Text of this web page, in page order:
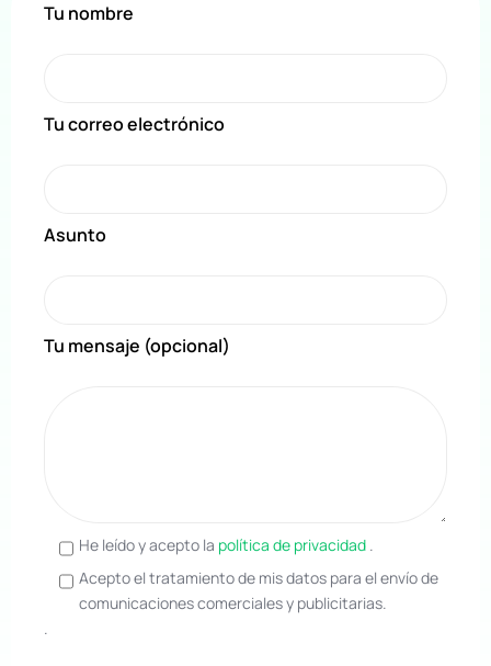
Tu nombre
Tu correo electrónico
Asunto
Tu mensaje (opcional)
He leído y acepto la política de privacidad .
Acepto el tratamiento de mis datos para el envío de
comunicaciones comerciales y publicitarias.
.